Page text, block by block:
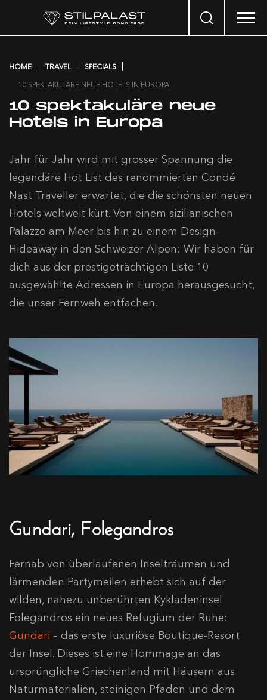
Search
HOME TRAVEL
SPECIALS
10 SPEKTAKULÄRE NEUE HOTELS IN EUROPA
10 spektakuläre neue
Hotels in Europa
Jahr für Jahr wird mit grosser Spannung die
legendäre Hot List des renommierten Condé
Nast Traveller erwartet, die die schönsten neuen
Hotels weltweit kürt. Von einem sizilianischen
Palazzo am Meer bis hin zu einem Design-
Hideaway in den Schweizer Alpen: Wir haben für
dich aus der prestigeträchtigen Liste 10
ausgewählte Adressen in Europa herausgesucht,
die unser Fernweh entfachen.
Gundari, Folegandros
Fernab von überlaufenen Inselträumen und
lärmenden Partymeilen erhebt sich auf der
wilden, nahezu unberührten Kykladeninsel
Folegandros ein neues Refugium der Ruhe:
Gundari – das erste luxuriöse Boutique-Resort
der Insel. Dieses ist eine Hommage an das
ursprüngliche Griechenland mit Häusern aus
Naturmaterialien, steinigen Pfaden und dem